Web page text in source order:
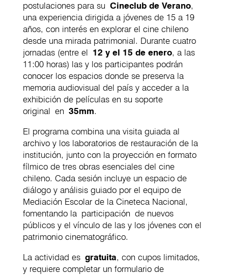
postulaciones para su Cineclub de Verano,
una experiencia dirigida a jóvenes de 15 a 19
años, con interés en explorar el cine chileno
desde una mirada patrimonial. Durante cuatro
jornadas (entre el 12 y el 15 de enero, a las
11:00 horas) las y los participantes podrán
conocer los espacios donde se preserva la
memoria audiovisual del país y acceder a la
exhibición de películas en su soporte
original en 35mm.
El programa combina una visita guiada al
archivo y los laboratorios de restauración de la
institución, junto con la proyección en formato
fílmico de tres obras esenciales del cine
chileno. Cada sesión incluye un espacio de
diálogo y análisis guiado por el equipo de
Mediación Escolar de la Cineteca Nacional,
fomentando la participación de nuevos
públicos y el vínculo de las y los jóvenes con el
patrimonio cinematográfico.
La actividad es gratuita, con cupos limitados,
y requiere completar un formulario de